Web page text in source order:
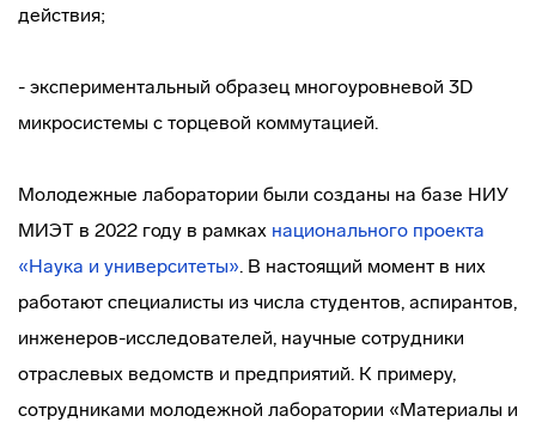
действия;
- экспериментальный образец многоуровневой 3D
микросистемы с торцевой коммутацией.
Молодежные лаборатории были созданы на базе НИУ
МИЭТ в 2022 году в рамках национального проекта
«Наука и университеты». В настоящий момент в них
работают специалисты из числа студентов, аспирантов,
инженеров-исследователей, научные сотрудники
отраслевых ведомств и предприятий. К примеру,
сотрудниками молодежной лаборатории «Материалы и